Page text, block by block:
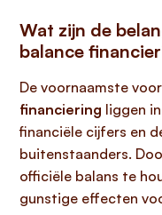
Wat zijn de
balance
De voornaamste
financiering liggen
financiële cijfers en
buitenstaanders.
officiële balans te
gunstige effecten